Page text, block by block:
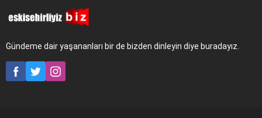
Gündeme dair yaşananları bir de bizden dinleyin diye buradayız.